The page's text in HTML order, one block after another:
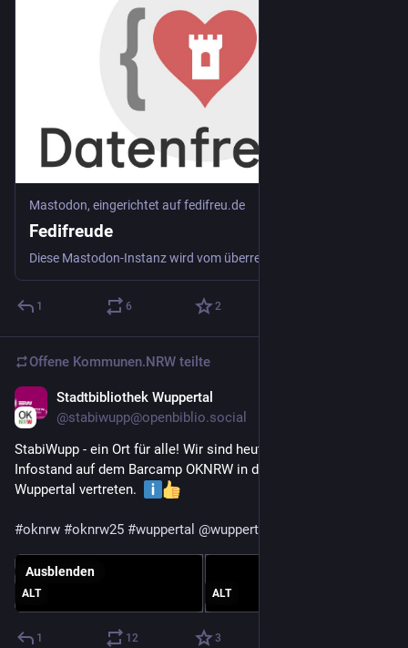
Mastodon, eingerichtet auf fedifreu.de
Fedifreude
1 6 2
Offene Kommunen.NRW teilte
Stadtbibliothek Wuppertal
@stabiwupp@openbiblio.social
StabiWupp - ein Ort für alle! Wir sind heute mit einem
Infostand auf dem Barcamp OKNRW in der Volkshochschule
Wuppertal vertreten.
#oknrw #oknrw25 #wuppertal @wuppertal
ALT ALT
Ausblenden
1 12 3